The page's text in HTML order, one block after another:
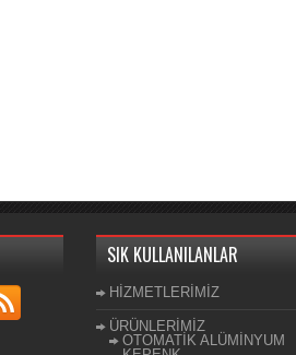
SIK KULLANILANLAR
HİZMETLERİMİZ
ÜRÜNLERİMİZ
OTOMATİK ALÜMİNYUM